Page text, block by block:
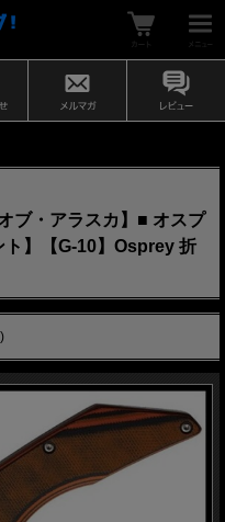
ブ・アラスカ】■ オスプ
ト】【G-10】Osprey 折